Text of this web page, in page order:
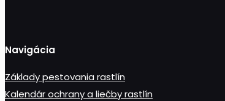
Navigácia
Základy pestovania rastlín
Kalendár ochrany a liečby rastlín